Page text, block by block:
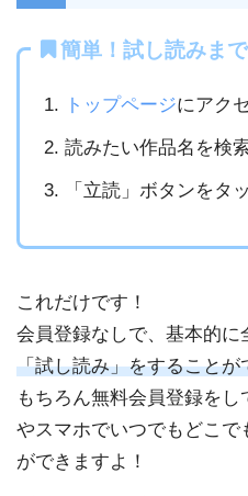
簡単！試し読みま
トップページにアク
読みたい作品名を検
「立読」ボタンをタ
これだけです！
会員登録なしで、基本的に
「試し読み」をすることが
もちろん無料会員登録を
やスマホでいつでもどこで
ができますよ！